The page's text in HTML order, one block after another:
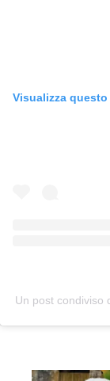
Visualizza
Un post condiviso